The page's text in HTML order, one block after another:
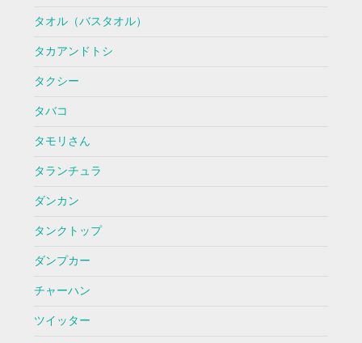
タオル（バスタオル）
タカアンドトシ
タクシー
タバコ
タモリさん
タランチュラ
ダンカン
タンクトップ
ダンプカー
チャーハン
ツイッター